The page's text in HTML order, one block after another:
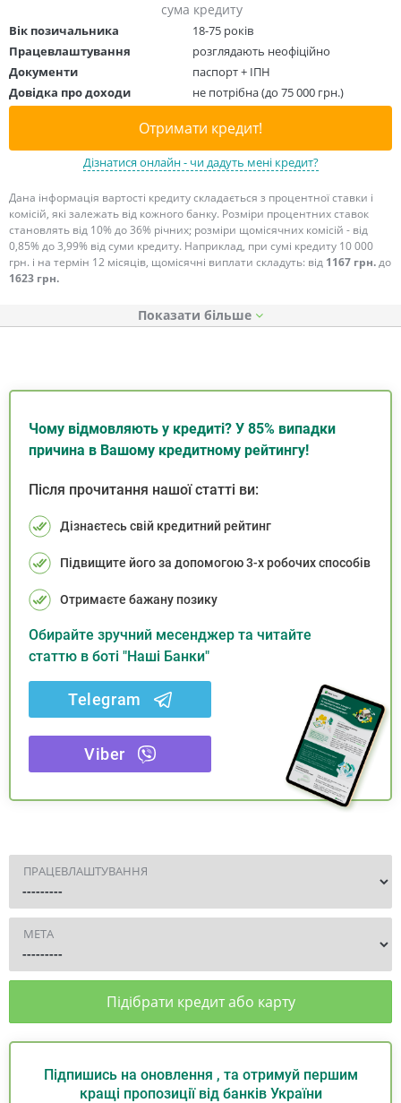
сума кредиту
Вік позичальника
18-75 років
Працевлаштування
розглядають неофіційно
Документи
паспорт + ІПН
Довідка про доходи
не потрібна (до 75 000 грн.)
Отримати кредит!
Дізнатися онлайн - чи дадуть мені кредит?
Дана інформація вартості кредиту складається з процентної ставки і
комісій, які залежать від кожного банку. Розміри процентних ставок
становлять від 10% до 36% річних; розміри щомісячних комісій - від
0,85% до 3,99% від суми кредиту. Наприклад, при сумі кредиту 10 000
грн. і на термін 12 місяців, щомісячні виплати складуть: від 1167 грн.до
1623 грн.
Показати
Чому відмовляють у кредиті? У 85% випадки
причина в Вашому кредитному рейтингу!
Після прочитання нашої статті ви:
Дізнаєтесь свій кредитний рейтинг
Підвищите його за допомогою 3-х робочих способів
Отримаєте бажану позику
Обирайте зручний месенджер та читайте
статтю в боті "Наші Банки"
Telegram
Viber
ПРАЦЕВЛАШТУВАННЯ
МЕТА
Підібрати кредит або карту
Підпишись на оновлення , та отримуй першим
кращі пропозиції від банків України